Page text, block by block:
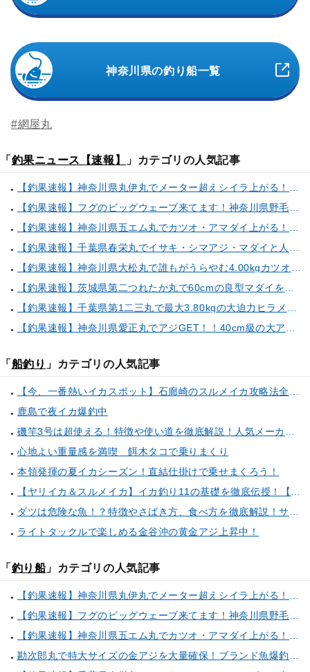
神奈川県の釣り船一覧
#網屋丸
「 釣果ニュース【速報】 」カテゴリの人気記事
「 船釣り 」カテゴリの人気記事
鹿島で夜イカ爆釣中
心地よい重量感を満喫 餌木タコで乗りまくり
本領発揮の夏イカシーズン！直結仕掛けで乗せまくろう！
ライトタックルで楽しめる金谷沖の黄金アジ上昇中！
「 釣り船」カテゴリの人気記事